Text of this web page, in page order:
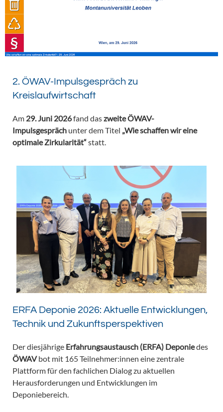
2. ÖWAV-Impulsgespräch zu
Kreislaufwirtschaft
Am 29. Juni 2026fand daszweite ÖWAV-
Impulsgespräch unter dem Titel „Wie schaffen wir eine
optimale Zirkularität“statt.
ERFA Deponie 2026: Aktuelle Entwicklungen,
Technik und Zukunftsperspektiven
Der diesjährige Erfahrungsaustausch (ERFA) Deponiedes
ÖWAVbot mit 165 Teilnehmer:innen eine zentrale
Plattform für den fachlichen Dialog zu aktuellen
Herausforderungen und Entwicklungen im
Deponiebereich.